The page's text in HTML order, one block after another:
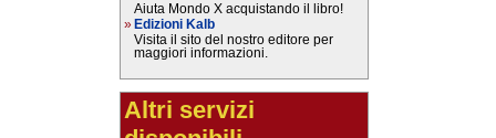
Aiuta Mondo X acquistando il libro!
» Edizioni Kalb
Visita il sito del nostro editore per
maggiori informazioni.
Altri servizi